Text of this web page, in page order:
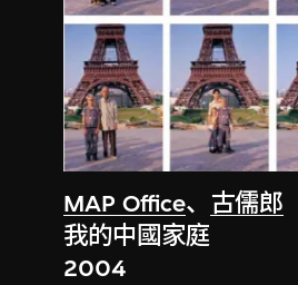
MAP Office、 古儒郎
我的中國家庭
2004